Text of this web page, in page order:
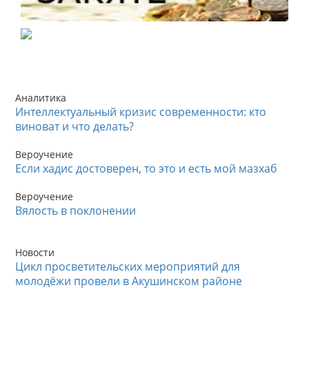
Аналитика
Интеллектуальный кризис современности: кто
виноват и что делать?
Вероучение
Если хадис достоверен, то это и есть мой мазхаб
Вероучение
Вялость в поклонении
Новости
Цикл просветительских мероприятий для
молодёжи провели в Акушинском районе